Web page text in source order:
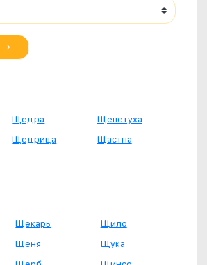
Щедра
Щедрица
Щепетуха
Щастна
Щекарь
Щеня
Щило
Щука